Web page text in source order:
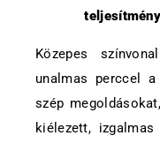
Közepes
unalmas perccel
szép
kiélezett,